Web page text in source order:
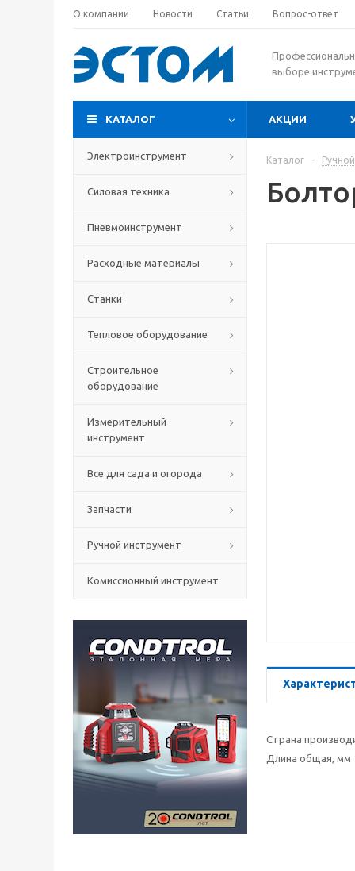
О компании Новости Статьи Вопрос-ответ
выборе
КАТАЛОГ АКЦИИ
Электроинструмент
Силовая техника
Пневмоинструмент
Расходные материалы
Станки
Тепловое оборудование
Строительное
оборудование
Измерительный
инструмент
Все для сада и огорода
Запчасти
Ручной инструмент
Комиссионный инструмент
Каталог -
Страна
Длина общая, мм